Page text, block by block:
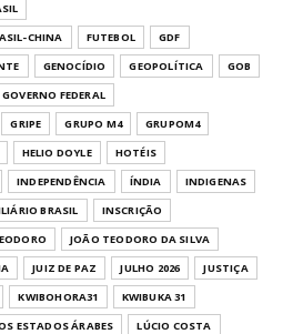
CHINA
FUTEBOL
GDF
GENOCÍDIO GEOPOLÍTICA
GOB
GOVERNO FEDERAL
GRIPE GRUPO M4
GRUPOM4
HELIO DOYLE
HOTÉIS
INDEPENDÊNCIA ÍNDIA
INDIGENAS
BRASIL
INSCRIÇÃO
JOÃO TEODORO DA SILVA
JUIZ DE PAZ JULHO 2026
JUSTIÇA
KWIBOHORA31
KWIBUKA 31
ESTADOS ÁRABES
LÚCIO COSTA